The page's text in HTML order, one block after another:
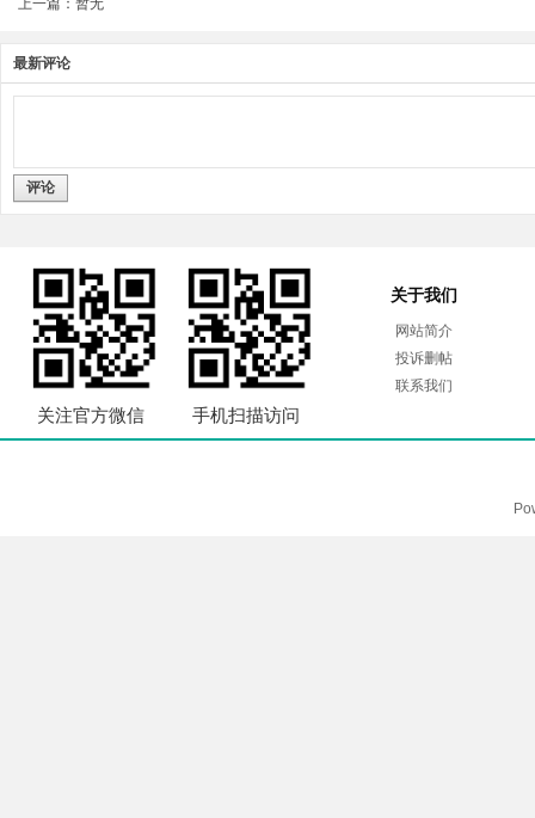
上一篇：暂无
最新评论
评论
关注官方微信 手机扫描访问
关于我们
网站简介
投诉删帖
联系我们